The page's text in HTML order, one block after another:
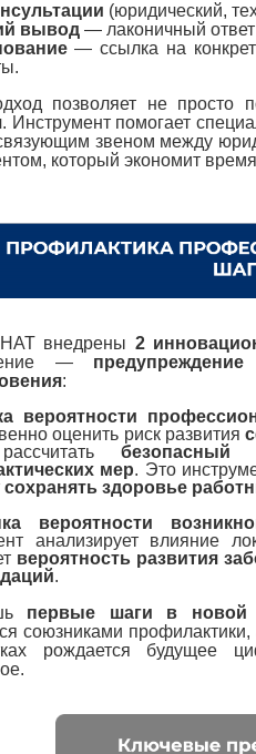
(юридический,
вывод — лаконичный
— ссылка на
позволяет не просто
. Инструмент помогает
звеном между
который экономит
внедрены 2
—
:
вероятности
оценить риск развития
безопасный
мер. Это
сохранять здоровье
вероятности
анализирует влияние
вероятность развития
.
первые шаги в новой
союзниками
рождается будущее